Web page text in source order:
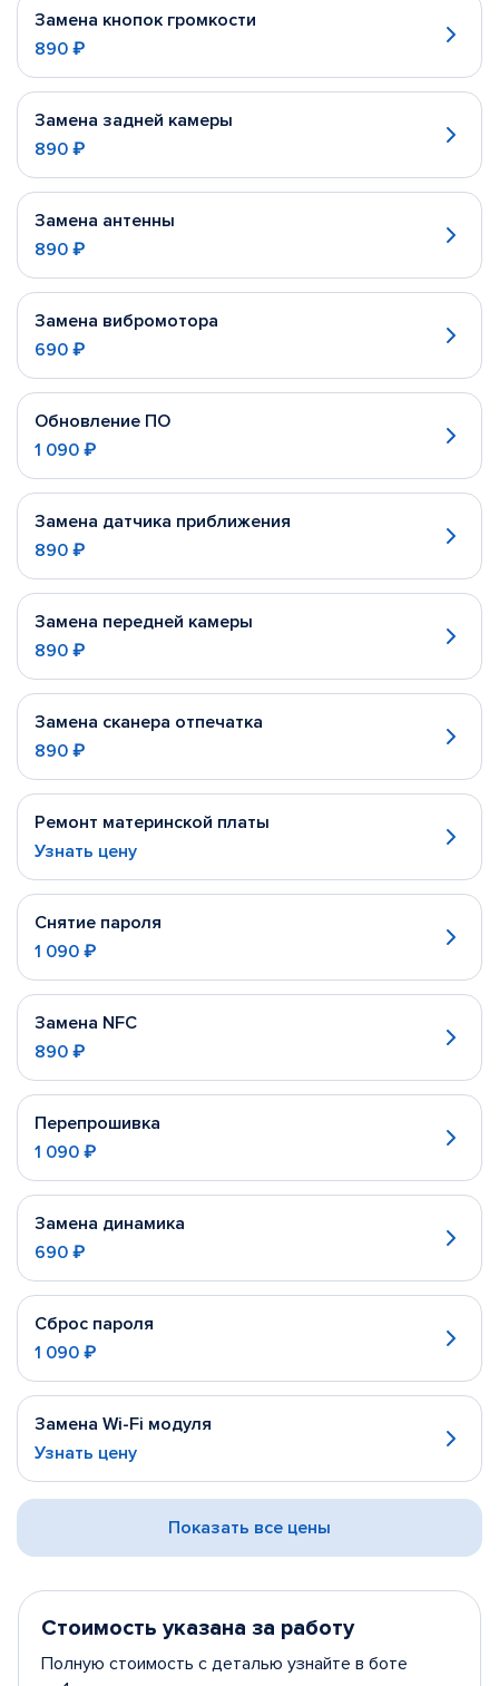
Замена кнопок громкости
890 ₽
Замена задней камеры
890 ₽
Замена антенны
890 ₽
Замена вибромотора
690 ₽
Обновление ПО
1 090 ₽
Замена датчика приближения
890 ₽
Замена передней камеры
890 ₽
Замена сканера отпечатка
890 ₽
Ремонт материнской платы
Узнать цену
Снятие пароля
1 090 ₽
Замена NFC
890 ₽
Перепрошивка
1 090 ₽
Замена динамика
690 ₽
Сброс пароля
1 090 ₽
Замена Wi-Fi модуля
Узнать цену
Показать все цены
Стоимость указана за работу
Полную стоимость с деталью узнайте в боте